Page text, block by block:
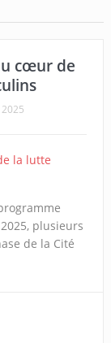
cœur de
plusieurs
de la Cité